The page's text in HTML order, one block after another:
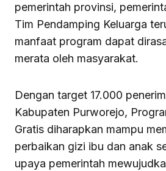
pemerintah provinsi,
Tim Pendamping Keluarga
manfaat program dapat
merata oleh masyarakat.
Dengan target 17.000
Kabupaten Purworejo,
Gratis diharapkan mampu
perbaikan gizi ibu dan anak
upaya pemerintah